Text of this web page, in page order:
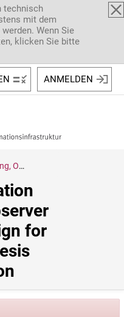
technisch
mit dem
Wenn Sie
klicken Sie bitte
ANMELDEN
Simulation Data: Modeling, Observer and Controller Design for AZO particle Synthesis and Characterization
for